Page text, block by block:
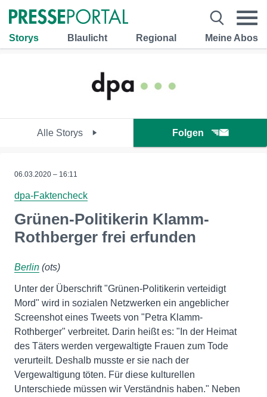
Storys Blaulicht Regional Meine Abos
Alle Storys Folgen
06.03.2020 – 16:11
dpa-Faktencheck
Grünen-Politikerin Klamm-
Rothberger frei erfunden
Berlin (ots)
Unter der Überschrift "Grünen-Politikerin verteidigt
Mord" wird in sozialen Netzwerken ein angeblicher
Screenshot eines Tweets von "Petra Klamm-
Rothberger" verbreitet. Darin heißt es: "In der Heimat
des Täters werden vergewaltigte Frauen zum Tode
verurteilt. Deshalb musste er sie nach der
Vergewaltigung töten. Für diese kulturellen
Unterschiede müssen wir Verständnis haben." Neben